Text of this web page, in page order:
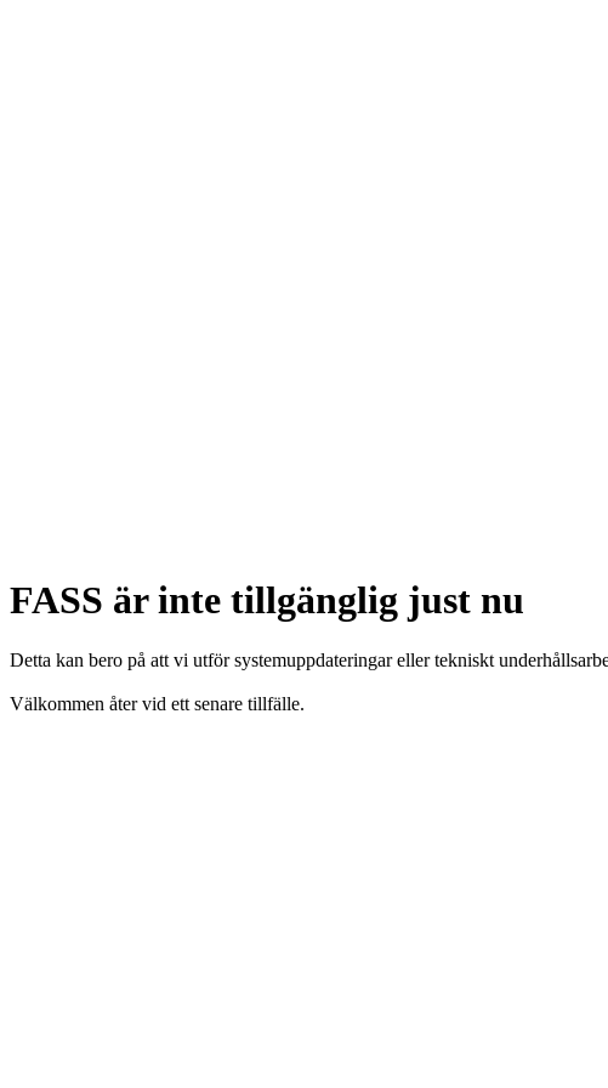
FASS är inte tillgänglig just nu
Detta kan bero på att vi utför systemuppdateringar eller tekniskt
Välkommen åter vid ett senare tillfälle.